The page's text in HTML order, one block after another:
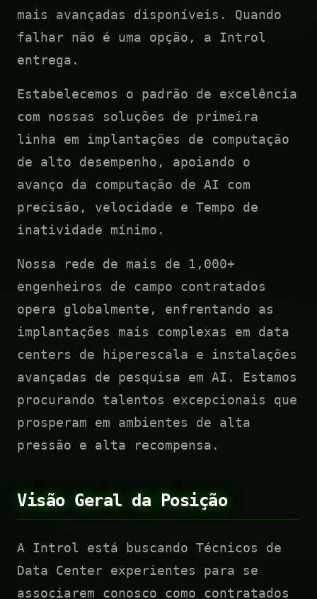
mais avançadas disponíveis. Quando
falhar não é uma opção, a Introl
entrega.
Estabelecemos o padrão de excelência
com nossas soluções de primeira
linha em implantações de computação
de alto desempenho, apoiando o
avanço da computação de AI com
precisão, velocidade e Tempo de
inatividade mínimo.
Nossa rede de mais de 1,000+
engenheiros de campo contratados
opera globalmente, enfrentando as
implantações mais complexas em data
centers de hiperescala e instalações
avançadas de pesquisa em AI. Estamos
procurando talentos excepcionais que
prosperam em ambientes de alta
pressão e alta recompensa.
Visão Geral da Posição
A Introl está buscando Técnicos de
Data Center experientes para se
associarem conosco como contratados